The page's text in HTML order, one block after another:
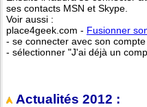
ses contacts MSN et Skype.
Voir aussi :
place4geek.com - Fusionner
- se connecter avec son
- sélectionner "J'ai déjà un
Actualités 2012 :